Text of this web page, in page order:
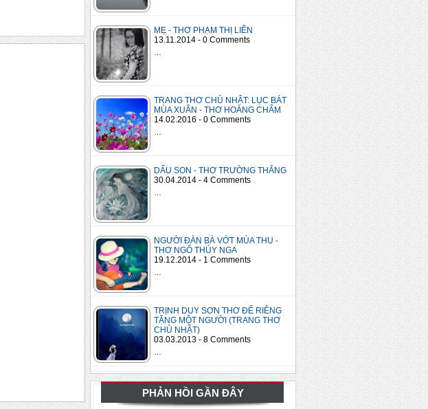
MẸ - THƠ PHẠM THỊ LIÊN
13.11.2014 - 0 Comments
TRANG THƠ CHỦ NHẬT: LỤC BÁT
MÙA XUÂN - THƠ HOÀNG CHẨM
14.02.2016 - 0 Comments
DẤU SON - THƠ TRƯỜNG THẮNG
30.04.2014 - 4 Comments
NGƯỜI ĐÀN BÀ VỚT MÙA THU -
THƠ NGÔ THÚY NGA
19.12.2014 - 1 Comments
TRỊNH DUY SƠN THƠ ĐỂ RIÊNG
TẶNG MỘT NGƯỜI (TRANG THƠ
CHỦ NHẬT)
03.03.2013 - 8 Comments
PHẢN HỒI GẦN ĐÂY